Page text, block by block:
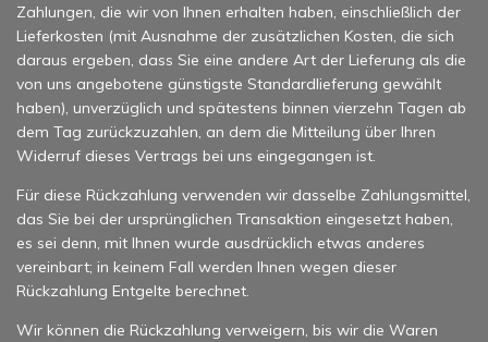
Zahlungen, die wir von Ihnen erhalten haben, einschließlich der
Lieferkosten (mit Ausnahme der zusätzlichen Kosten, die sich
daraus ergeben, dass Sie eine andere Art der Lieferung als die
von uns angebotene günstigste Standardlieferung gewählt
haben), unverzüglich und spätestens binnen vierzehn Tagen ab
dem Tag zurückzuzahlen, an dem die Mitteilung über Ihren
Widerruf dieses Vertrags bei uns eingegangen ist.
Für diese Rückzahlung verwenden wir dasselbe Zahlungsmittel,
das Sie bei der ursprünglichen Transaktion eingesetzt haben,
es sei denn, mit Ihnen wurde ausdrücklich etwas anderes
vereinbart; in keinem Fall werden Ihnen wegen dieser
Rückzahlung Entgelte berechnet.
Wir können die Rückzahlung verweigern, bis wir die Waren